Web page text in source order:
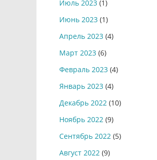
Июль 2023 (1)
Июнь 2023 (1)
Апрель 2023 (4)
Март 2023 (6)
Февраль 2023 (4)
Январь 2023 (4)
Декабрь 2022 (10)
Ноябрь 2022 (9)
Сентябрь 2022 (5)
Август 2022 (9)